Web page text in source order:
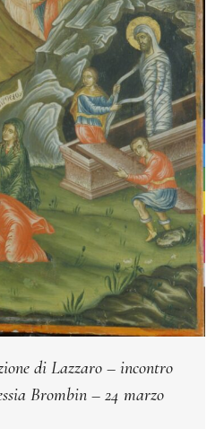
di Lazzaro – incontro
Brombin – 24 marzo